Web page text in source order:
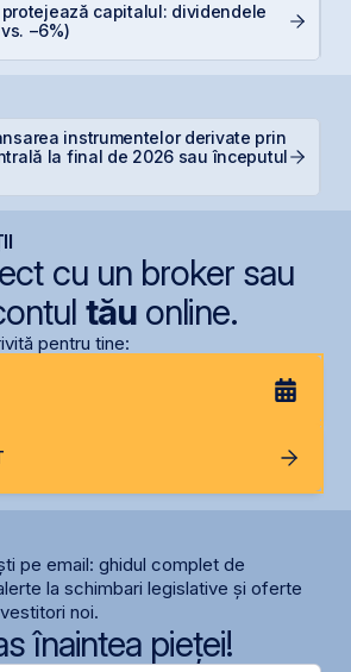
capitalul: dividendele
−6%)
instrumentelor derivate prin
la final de 2026 sau începutul
cu un broker sau
tăuonline.
pentru tine:
pe email: ghidul complet de
la schimbari legislative și oferte
noi.
înaintea pieței!